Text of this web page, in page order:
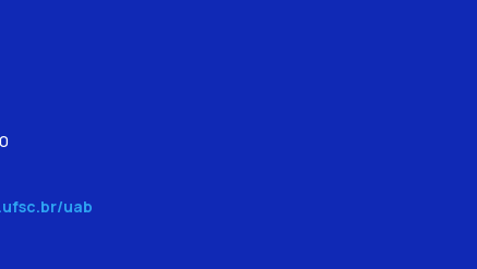
uab